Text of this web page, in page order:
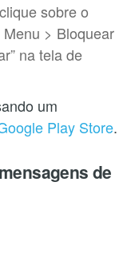
sobre o
> Bloquear
na tela de
um
Play Store.
de